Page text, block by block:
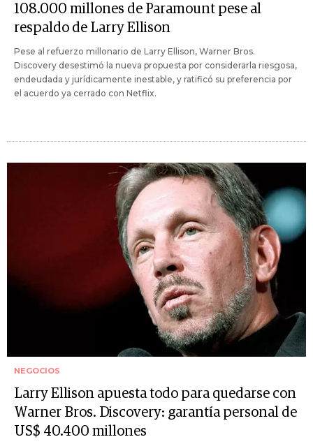
108.000 millones de Paramount pese al
respaldo de Larry Ellison
Pese al refuerzo millonario de Larry Ellison, Warner Bros.
Discovery desestimó la nueva propuesta por considerarla riesgosa,
endeudada y jurídicamente inestable, y ratificó su preferencia por
el acuerdo ya cerrado con Netflix.
NEGOCIOS
Larry Ellison apuesta todo para quedarse con
Warner Bros. Discovery: garantía personal de
US$ 40.400 millones